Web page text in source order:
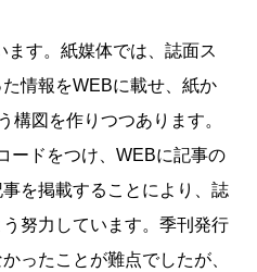
す。紙媒体では、誌面ス
情報をWEBに載せ、紙か
構図を作りつつあります。
ードをつけ、WEBに記事の
を掲載することにより、誌
努力しています。季刊発行
ったことが難点でしたが、